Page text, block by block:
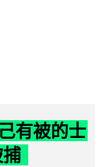
有被的士